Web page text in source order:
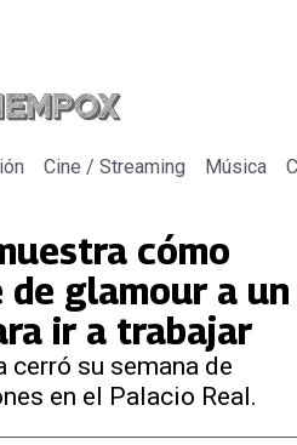
Cine / Streaming Música
cómo
glamour a un
ir a trabajar
cerró su semana de
en el Palacio Real.